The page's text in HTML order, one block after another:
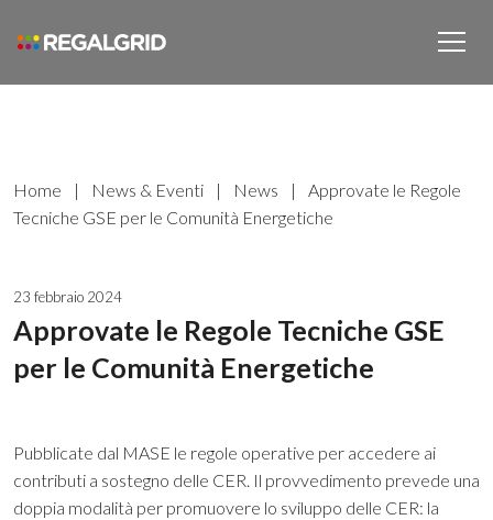
Home | News & Eventi | News |
Approvate le Regole
Tecniche GSE per le Comunità Energetiche
23 febbraio 2024
Approvate le Regole Tecniche GSE
per le Comunità Energetiche
Pubblicate dal MASE le regole operative per accedere ai
contributi a sostegno delle CER. Il provvedimento prevede una
doppia modalità per promuovere lo sviluppo delle CER: la